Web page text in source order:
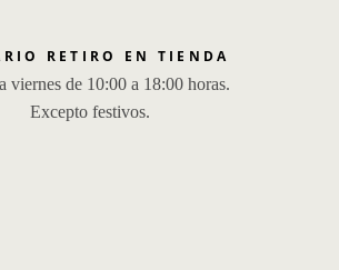
RETIRO EN TIENDA
viernes de 10:00 a 18:00 horas.
Excepto festivos.